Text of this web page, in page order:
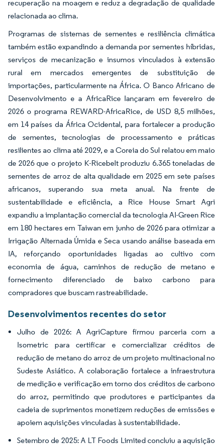
recuperação na moagem e reduz a degradação de qualidade
relacionada ao clima.
Programas de sistemas de sementes e resiliência climática
também estão expandindo a demanda por sementes híbridas,
serviços de mecanização e insumos vinculados à extensão
rural em mercados emergentes de substituição de
importações, particularmente na África. O Banco Africano de
Desenvolvimento e a AfricaRice lançaram em fevereiro de
2026 o programa REWARD-AfricaRice, de USD 8,5 milhões,
em 14 países da África Ocidental, para fortalecer a produção
de sementes, tecnologias de processamento e práticas
resilientes ao clima até 2029, e a Coreia do Sul relatou em maio
de 2026 que o projeto K-Ricebelt produziu 6.365 toneladas de
sementes de arroz de alta qualidade em 2025 em sete países
africanos, superando sua meta anual. Na frente de
sustentabilidade e eficiência, a Rice House Smart Agri
expandiu a implantação comercial da tecnologia AI-Green Rice
em 180 hectares em Taiwan em junho de 2026 para otimizar a
Irrigação Alternada Úmida e Seca usando análise baseada em
IA, reforçando oportunidades ligadas ao cultivo com
economia de água, caminhos de redução de metano e
fornecimento diferenciado de baixo carbono para
compradores que buscam rastreabilidade.
Desenvolvimentos recentes do setor
Julho de 2026: A AgriCapture firmou parceria com a
Isometric para certificar e comercializar créditos de
redução de metano do arroz de um projeto multinacional no
Sudeste Asiático. A colaboração fortalece a infraestrutura
de medição e verificação em torno dos créditos de carbono
do arroz, permitindo que produtores e participantes da
cadeia de suprimentos monetizem reduções de emissões e
apoiem aquisições vinculadas à sustentabilidade.
Setembro de 2025: A LT Foods Limited concluiu a aquisição